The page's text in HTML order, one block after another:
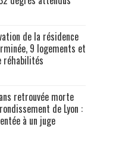
de la résidence
9 logements et
réhabilités
retrouvée morte
de Lyon :
à un juge